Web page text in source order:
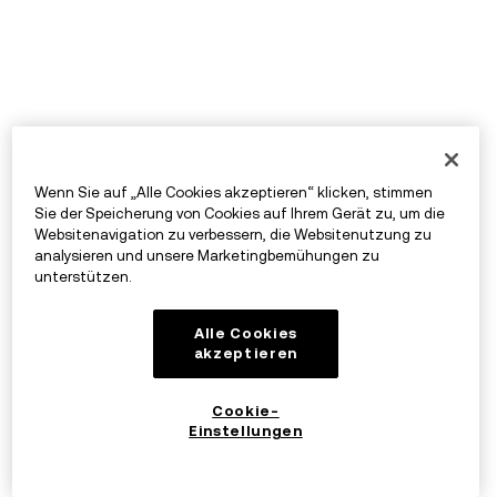
Wenn Sie auf „Alle Cookies akzeptieren“ klicken, stimmen
Sie der Speicherung von Cookies auf Ihrem Gerät zu, um die
Websitenavigation zu verbessern, die Websitenutzung zu
analysieren und unsere Marketingbemühungen zu
unterstützen.
Alle Cookies
akzeptieren
Cookie-
Einstellungen